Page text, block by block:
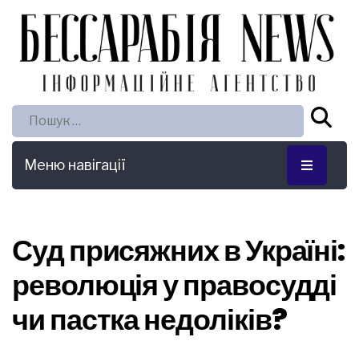
Пошук:
Меню навігації
Суд присяжних в Україні:
революція у правосудді
чи пастка недоліків?